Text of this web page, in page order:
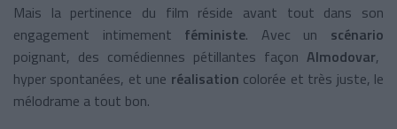
Mais la pertinence du film réside avant tout dans son
engagement intimement féministe. Avec un scénario
poignant, des comédiennes pétillantes façon Almodovar,
hyper spontanées, et une réalisation colorée et très juste, le
mélodrame a tout bon.